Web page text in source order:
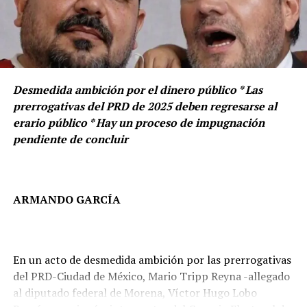
periodo ordinario y 32 durante el segundo, colocándose
entre los senadores más activos de su bancada.
LEGISLADORAS SE DEFIENDEN
Desmedida ambición por el dinero público * Las
prerrogativas del PRD de 2025 deben regresarse al
erario público * Hay un proceso de impugnación
pendiente de concluir
ARMANDO GARCÍA
En un acto de desmedida ambición por las prerrogativas
del PRD-Ciudad de México, Mario Tripp Reyna -allegado
al diputado federal de Morena, Víctor Hugo Lobo